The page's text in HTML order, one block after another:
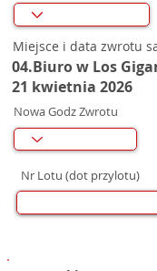
Miejsce i data zwrotu
04.Biuro w Los
21 kwietnia 2026
Nowa Godz Zwrotu
Nr Lotu (dot przylotu)